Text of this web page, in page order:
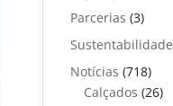
Parcerias (3)
Sustentabilidade
Notícias (718)
Calçados (26)